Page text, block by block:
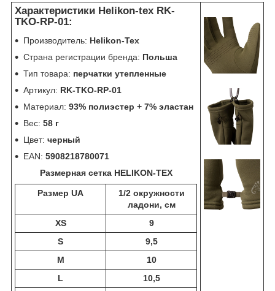
Характеристики Helikon-tex RK-
TKO-RP-01:
Производитель: Helikon-Tex
Страна регистрации бренда: Польша
Тип товара: перчатки утепленные
Артикул: RK-TKO-RP-01
Материал: 93% полиэстер + 7% эластан
Вес: 58 г
Цвет: черный
EAN: 5908218780071
Размерная сетка HELIKON-TEX
Размер UA
1/2 окружности
ладони, см
XS
9
S
9,5
M
10
L
10,5